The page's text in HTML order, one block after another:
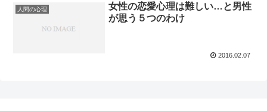
人間の心理
女性の恋愛心理は難しい…と男性
が思う５つのわけ
2016.02.07